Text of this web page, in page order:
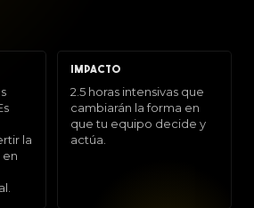
la
en
IMPACTO
2.5 horas intensivas que
cambiarán la forma en
que tu equipo decide y
actúa.